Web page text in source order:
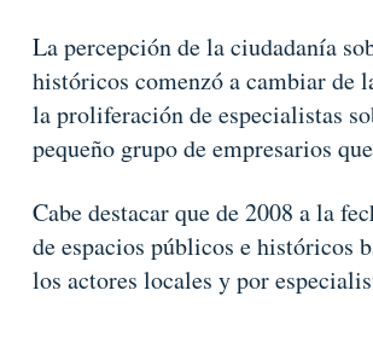
La percepción de la ciudadanía
históricos comenzó a cambiar de
la proliferación de especialistas
pequeño grupo de empresarios
Cabe destacar que de 2008 a la
de espacios públicos e históricos
los actores locales y por